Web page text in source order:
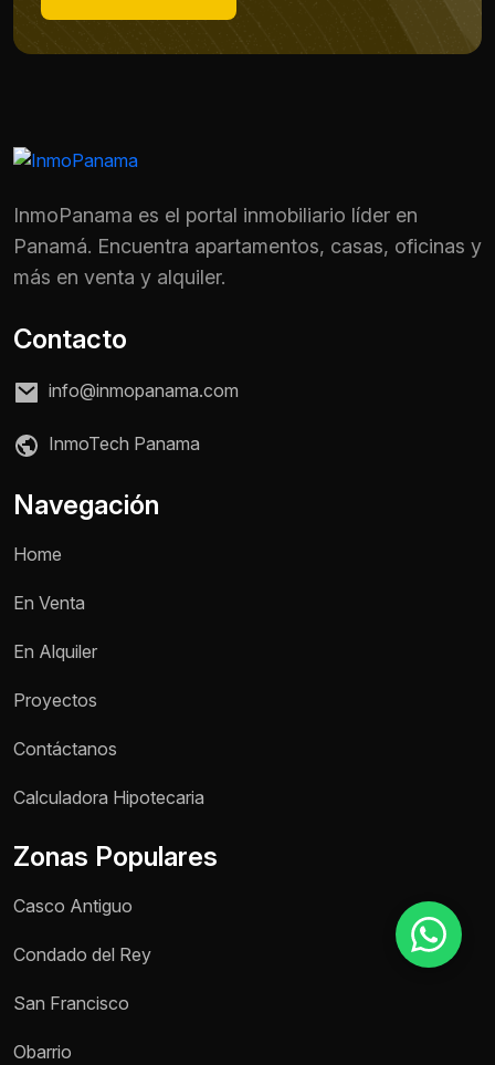
Nombre *
InmoPanama es el portal inmobiliario líder en
Panamá. Encuentra apartamentos, casas, oficinas y
más en venta y alquiler.
Contacto
info@inmopanama.com
InmoTech Panama
Navegación
Home
En Venta
En Alquiler
Proyectos
Contáctanos
Calculadora Hipotecaria
Zonas Populares
Casco Antiguo
Condado del Rey
San Francisco
Obarrio